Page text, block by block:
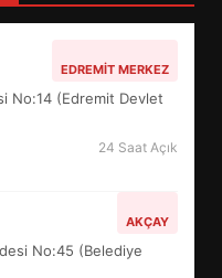
EDREMIT MERKEZ
No:14 (Edremit Devlet
24 Saat Açık
AKÇAY
No:45 (Belediye
SÜRE
DEĞİŞTİ?
NEYİ